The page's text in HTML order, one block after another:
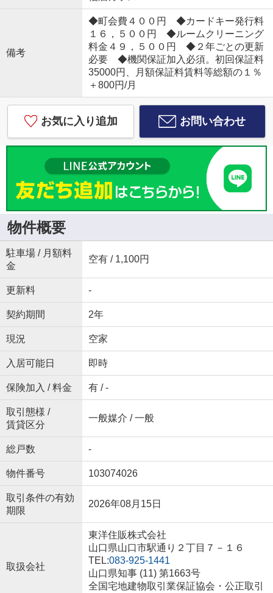
備考
◆町会費４００円 ◆カードキー発行料
１６，５００円 ◆ルームクリーニング
料金４９，５００円 ◆２年ごとの更新
必要 ◆機関保証加入必須。初回保証料
35000円、月額保証料賃料等総額の１％
＋800円/月
お気に入り追加 お問い合わせ
物件概要
駐車場 / 月額料
金
空有 / 1,100円
更新料 -
契約期間 2年
現況 空家
入居可能日 即時
保険加入 / 料金 有 / -
取引態様 /
賃貸区分
一般媒介 / 一般
総戸数 -
物件番号 103074026
取引条件の有効
期限
2026年08月15日
取扱会社
東洋住販株式会社
山口県山口市駅通り２丁目７－１６
TEL:083-925-1441
山口県知事 (11) 第1663号
全国宅地建物取引業保証協会・公正取引